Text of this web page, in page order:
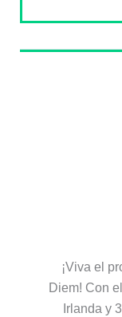
¡Viva el
Diem! Con
Irlanda y